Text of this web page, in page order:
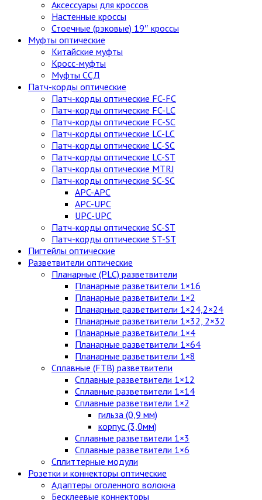
Аксессуары для кроссов
Настенные кроссы
Стоечные (рэковые) 19″ кроссы
Муфты оптические
Китайские муфты
Кросс-муфты
Муфты ССД
Патч-корды оптические
Патч-корды оптические FC-FC
Патч-корды оптические FC-LC
Патч-корды оптические FC-SC
Патч-корды оптические LC-LC
Патч-корды оптические LC-SC
Патч-корды оптические LC-ST
Патч-корды оптические MTRJ
Патч-корды оптические SC-SC
APC-APC
APC-UPC
UPC-UPC
Патч-корды оптические SC-ST
Патч-корды оптические ST-ST
Пигтейлы оптические
Разветвители оптические
Планарные (PLC) разветвители
Планарные разветвители 1×16
Планарные разветвители 1×2
Планарные разветвители 1×24,2×24
Планарные разветвители 1×32, 2×32
Планарные разветвители 1×4
Планарные разветвители 1×64
Планарные разветвители 1×8
Сплавные (FTB) разветвители
Сплавные разветвители 1×12
Сплавные разветвители 1×14
Сплавные разветвители 1×2
гильза (0,9 мм)
корпус (3,0мм)
Сплавные разветвители 1×3
Сплавные разветвители 1×6
Сплиттерные модули
Розетки и коннекторы оптические
Адаптеры оголенного волокна
Бесклеевые коннекторы